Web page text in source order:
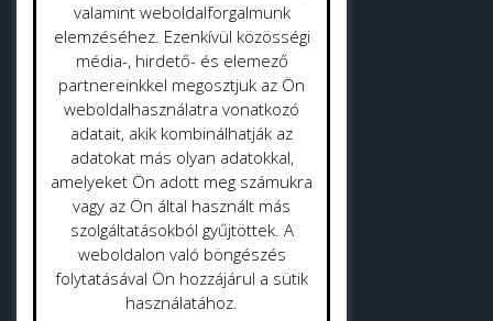
Közterület tisztítás
Gyepmester
Vásrácsarnok
Adatvédelmi politika
Adatkezelési tájékoztató
valamint weboldalforgalmunk
elemzéséhez. Ezenkívül közösségi
média-, hirdető- és elemező
partnereinkkel megosztjuk az Ön
weboldalhasználatra vonatkozó
adatait, akik kombinálhatják az
adatokat más olyan adatokkal,
amelyeket Ön adott meg számukra
vagy az Ön által használt más
szolgáltatásokból gyűjtöttek. A
weboldalon való böngészés
folytatásával Ön hozzájárul a sütik
használatához.